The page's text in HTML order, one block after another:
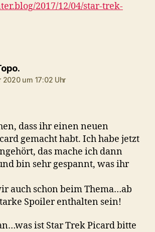
2017/12/04/star-trek-
sagt:
2020 um 17:02 Uhr
dass ihr einen neuen
gemacht habt. Ich habe jetzt
das mache ich dann
bin sehr gespannt, was ihr
auch schon beim Thema…ab
Spoiler enthalten sein!
ist Star Trek Picard bitte